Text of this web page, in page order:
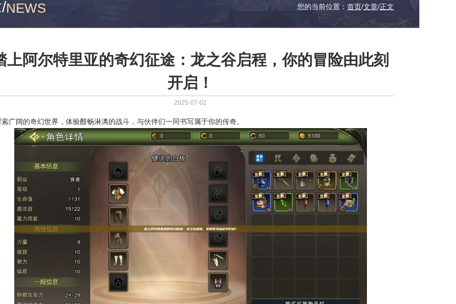
/NEWS 您的当前位置： 首页/文章/正文
上阿尔特里亚的奇幻征途：龙之谷启程，你的冒险由此刻
开启！
2025-07-02
索广阔的奇幻世界，体验酣畅淋漓的战斗，与伙伴们一同书写属于你的传奇。